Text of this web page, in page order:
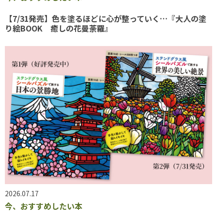
【7/31発売】色を塗るほどに心が整っていく…『大人の塗
り絵BOOK 癒しの花曼荼羅』
2026.07.17
今、おすすめしたい本